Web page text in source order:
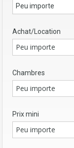
Achat/Location
Peu importe
Chambres
Peu importe
Prix mini
Peu importe